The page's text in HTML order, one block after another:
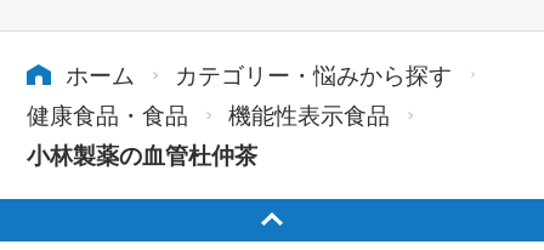
ホーム
カテゴリー・悩みから探す
健康食品・食品
機能性表示食品
小林製薬の血管杜仲茶